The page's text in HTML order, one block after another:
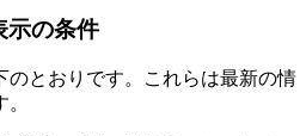
示の条件
のとおりです。これらは最新の情